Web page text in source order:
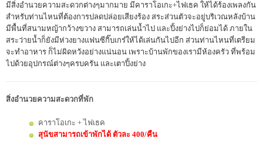
มีสิ่งอำนวยความสะดวกต่างๆมากมาย มีคาราโอเกะ+ไฟเธค ให้ได้ร้องเพลงกัน
สำหรับท่านไหนที่ต้องการปลดปล่อยเสียงร้อง สระส่วนตัวจะอยู่บริเวณหลังบ้าน
มีพื้นที่สนามหญ้ากว้างขวาง สามารถเล่นน้ำไป และปิ้งย่างไปก็ย่อมได้ ภายใน
สระว่ายน้ำก็ยังมีห่วงยางแฟนซีกิ๊บเกร๋ให้ได้เล่นกันไปอีก ส่วนท่านไหนที่เตรียม
จะทำอาหาร ก็ไม่ผิดหวังอย่างแน่นอน เพราะบ้านพักของเรามีห้องครัว ที่พร้อม
ไปด้วยอุปกรณ์ต่างๆครบครัน และเตาปิ้งย่าง
สิ่งอำนวยความสะดวกที่พัก
คาราโอเกะ + ไฟเธค
สุนัขสามารถเข้าพักได้ ตัวละ 400/คืน